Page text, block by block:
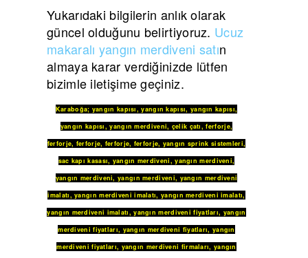
Yukarıdaki bilgilerin anlık olarak
güncel olduğunu belirtiyoruz. Ucuz
makaralı yangın merdiveni satın
almaya karar verdiğinizde lütfen
bizimle iletişime geçiniz.
Karaboğa; yangın kapısı,yangın kapısı, yangın kapısı,
yangın kapısı,yangın merdiveni, çelik çatı,ferforje,
ferforje, ferforje, ferforje, ferforje, yangın sprink sistemleri,
sac kapı kasası, yangın merdiveni,yangın merdiveni,
yangın merdiveni,yangın merdiveni, yangın merdiveni
imalatı,yangın merdiveni imalatı, yangın merdiveni imalatı,
yangın merdiveni imalatı,yangın merdiveni fiyatları, yangın
merdiveni fiyatları, yangın merdiveni fiyatları, yangın
merdiveni fiyatları, yangın merdiveni firmaları, yangın